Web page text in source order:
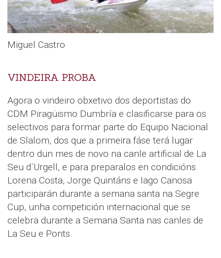
Miguel Castro
VINDEIRA PROBA
Agora o vindeiro obxetivo dos deportistas do
CDM Piragüismo Dumbría e clasificarse para os
selectivos para formar parte do Equipo Nacional
de Slalom, dos que a primeira fáse terá lugar
dentro dun mes de novo na canle artificial de La
Seu d´Urgell, e para preparalos en condicións
Lorena Costa, Jorge Quintáns e Iago Canosa
participarán durante a semana santa na Segre
Cup, unha competición internacional que se
celebra durante a Semana Santa nas canles de
La Seu e Ponts.